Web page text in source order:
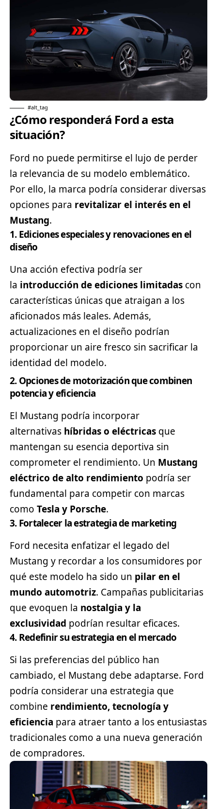
#alt_tag
¿Cómo responderá Ford a esta
situación?
Ford no puede permitirse el lujo de perder
la relevancia de su modelo emblemático.
Por ello, la marca podría considerar diversas
opciones para revitalizar el interés en el
Mustang.
1. Ediciones especiales y renovaciones en el
diseño
Una acción efectiva podría ser
la introducción de ediciones limitadas con
características únicas que atraigan a los
aficionados más leales. Además,
actualizaciones en el diseño podrían
proporcionar un aire fresco sin sacrificar la
identidad del modelo.
2. Opciones de motorización que combinen
potencia y eficiencia
El Mustang podría incorporar
alternativas híbridas o eléctricas que
mantengan su esencia deportiva sin
comprometer el rendimiento. Un Mustang
eléctrico de alto rendimiento podría ser
fundamental para competir con marcas
como Tesla y Porsche.
3. Fortalecer la estrategia de marketing
Ford necesita enfatizar el legado del
Mustang y recordar a los consumidores por
qué este modelo ha sido un pilar en el
mundo automotriz. Campañas publicitarias
que evoquen la nostalgia y la
exclusividad podrían resultar eficaces.
4. Redefinir su estrategia en el mercado
Si las preferencias del público han
cambiado, el Mustang debe adaptarse. Ford
podría considerar una estrategia que
combine rendimiento, tecnología y
eficiencia para atraer tanto a los entusiastas
tradicionales como a una nueva generación
de compradores.